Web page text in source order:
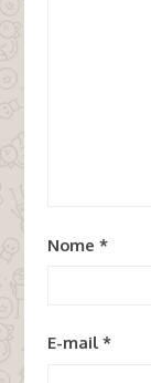
Nome *
E-mail *